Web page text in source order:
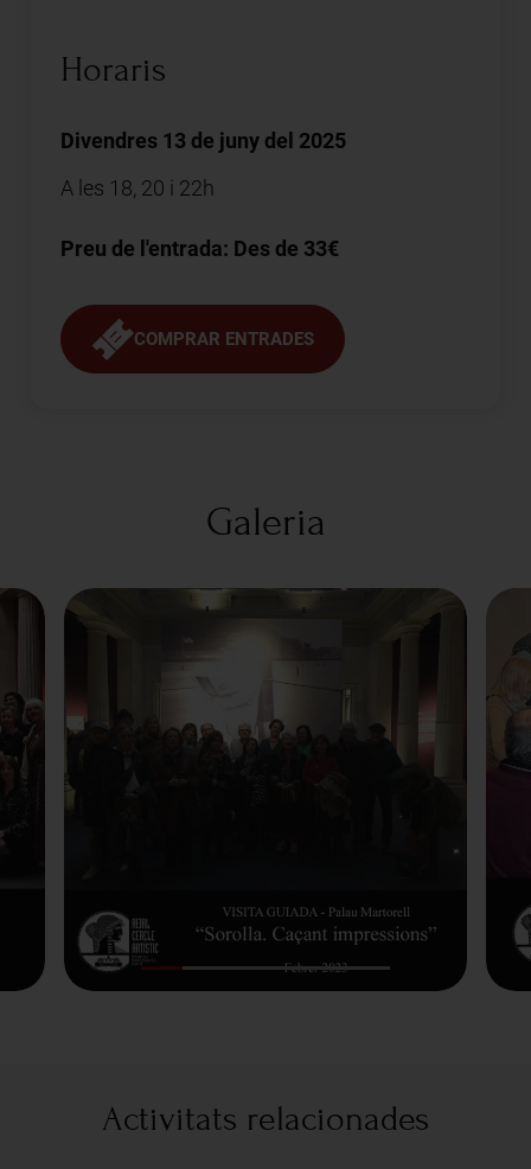
Horaris
Divendres 13 de juny del 2025
A les 18, 20 i 22h
Preu de l'entrada: Des de 33€
COMPRAR ENTRADES
Galeria
Activitats relacionades